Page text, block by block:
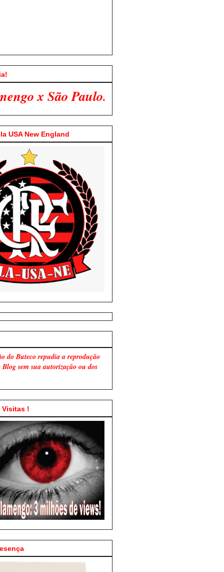
Venha Participar Conosco!
USA New England
do Buteco repudia a reprodução
Blog sem sua autorização ou dos
Visitas !